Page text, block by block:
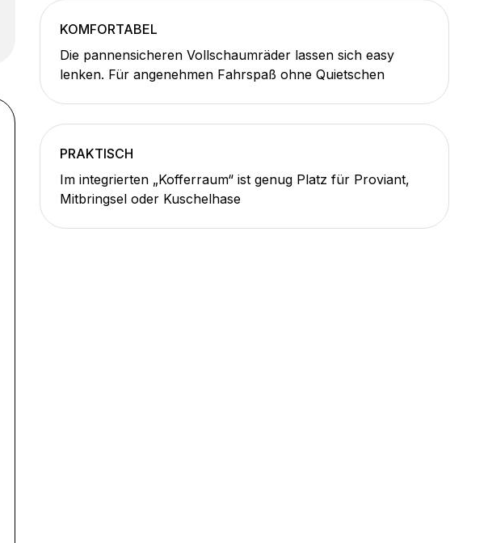
KOMFORTABEL
Die pannensicheren Vollschaumräder lassen sich easy
lenken. Für angenehmen Fahrspaß ohne Quietschen
PRAKTISCH
Im integrierten „Kofferraum“ ist genug Platz für Proviant,
Mitbringsel oder Kuschelhase